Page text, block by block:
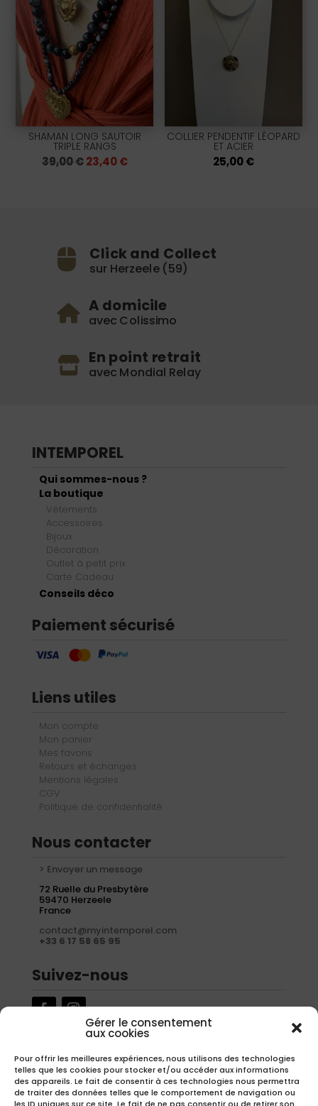
Gérer le consentement
aux cookies
Pour offrir les meilleures expériences, nous utilisons des technologies
telles que les cookies pour stocker et/ou accéder aux informations
des appareils. Le fait de consentir à ces technologies nous permettra
de traiter des données telles que le comportement de navigation ou
SHAMAN LONG SAUTOIR
TRIPLE RANGS
39,00€ Le
prix
23,40€Le
COLLIER PENDENTIF LÉOPARD
ET ACIER
25,00€
Click and Collect
sur Herzeele (59)
A domicile
avec Colissimo
En point retrait
avec Mondial Relay
INTEMPOREL
Qui sommes-nous ?
La boutique
Vêtements
Accessoires
Bijoux
Décoration
Outlet à petit prix
Carte Cadeau
Conseils déco
Paiement sécurisé
Liens utiles
Mon compte
Mon panier
Mes favoris
Retours et échanges
Mentions légales
CGV
Politique de confidentialité
Nous contacter
> Envoyer un message
72 Ruelle du Presbytère
59470 Herzeele
France
contact@myintemporel.com
+33 6 17 58 65 95
Suivez-nous
Inscrivez-vous à notre newsletter pour recevoir nos offres
exclusives.